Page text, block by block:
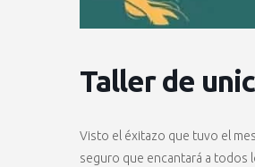
Taller de
Visto el éxitazo que tuvo el
seguro que encantará a todos